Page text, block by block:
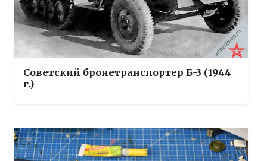
Советский бронетранспортер Б-3 (1944
г.)